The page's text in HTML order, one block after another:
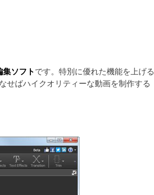
集ソフト です。特別に優れた機能を上げる
せばハイクオリティーな動画を制作する